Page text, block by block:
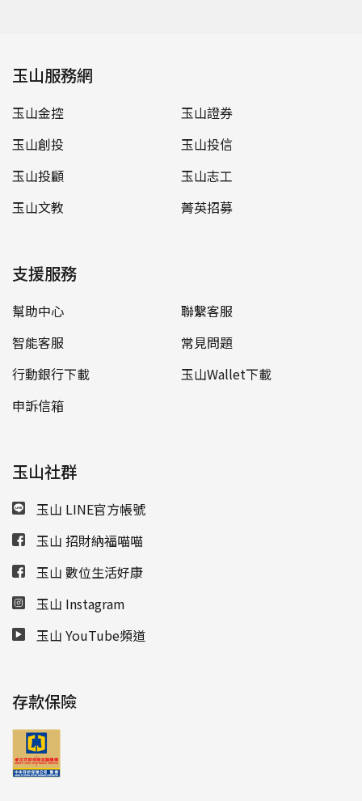
玉山服務網
玉山金控
玉山證券
玉山創投
玉山投信
玉山投顧
玉山志工
玉山文教
菁英招募
支援服務
幫助中心
聯繫客服
智能客服
常見問題
行動銀行下載
玉山Wallet下載
申訴信箱
玉山社群
玉山 LINE官方帳號
玉山 招財納福喵喵
玉山 數位生活好康
玉山 Instagram
玉山 YouTube頻道
存款保險